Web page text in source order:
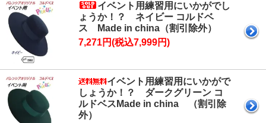
イベント用練習用にいかがでし
ょうか！？ ネイビー コルドベ
ス Made in china（割引除外）
7,271円(税込7,999円)
イベント用練習用にいかがで
しょうか！？ ダークグリーン コ
ルドベスMade in china （割引除
外）